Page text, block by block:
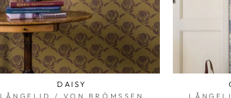
DAISY
LÅNGELID / VON BRÖMSSEN